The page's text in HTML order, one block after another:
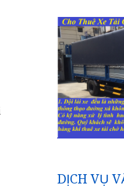
DỊCH VỤ